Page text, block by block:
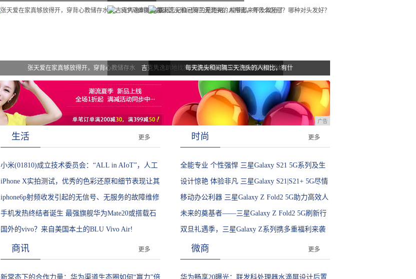
张天爱在家真够放得开，穿背心教储存水 吉克隽逸趴地找猫，忘记自己穿的是短裙
“你妈穿得可真少”，宝妈穿着时尚给儿
每天洗头和间隔三天洗头的人相比，有什
广告
生活 更多
小米(01810)成立技术委员会：“ALL in AIoT”，人工
智能架构升级!
iPhone X实拍测试，优秀的色彩还原和细节表现让其
成为王者!
iphone6p射频收发引起的无信号、无服务的故障维修
实记!
手机发热终结者诞生 最强旗舰华为Mate20或搭载石
墨烯散热技术!
国外的vivo？来自美国本土的BLU Vivo Air!
时尚 更多
全能专业 个性强悍 三星Galaxy S21 5G系列及生
态新品中国发布
设计惊艳 体验非凡 三星Galaxy S21|S21+ 5G尽情
释放每刻魅力
移动办公利器 三星Galaxy Z Fold2 5G助力高效人
生
未来的奠基者——三星Galaxy Z Fold2 5G刷新行
业高度
双旦礼遇季，三星Galaxy Z系列携多重福利来袭
商讯 更多
新常态下的合作力量：华为渠道生态圈如何“赢力”倍
微商 更多
华为畅享20曝光：联发科处理器水滴屏设计后置